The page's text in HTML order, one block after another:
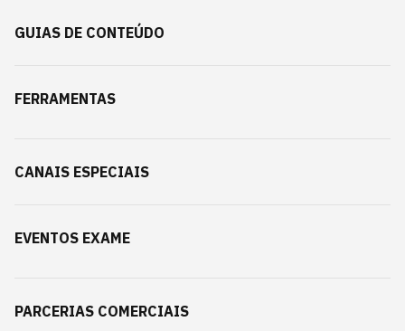
GUIAS DE CONTEÚDO
FERRAMENTAS
CANAIS ESPECIAIS
EVENTOS EXAME
PARCERIAS COMERCIAIS